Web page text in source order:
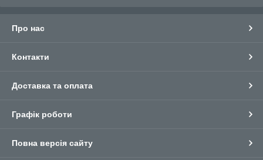
Про нас
Контакти
Доставка та оплата
Графік роботи
Повна версія сайту